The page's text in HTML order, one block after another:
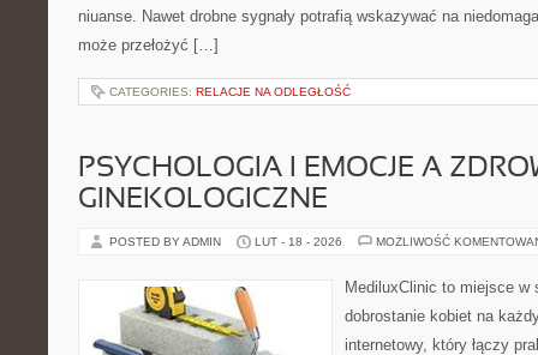
niuanse. Nawet drobne sygnały potrafią wskazywać na
może przełożyć […]
CATEGORIES: RELACJE NA ODLEGŁOŚĆ
PSYCHOLOGIA I EMOCJE A
GINEKOLOGICZNE
POSTED BY ADMIN LUT - 18 - 2026 MOŻLIWOŚĆ
MediluxClinic to miejsce
dobrostanie kobiet na
internetowy, który łączy